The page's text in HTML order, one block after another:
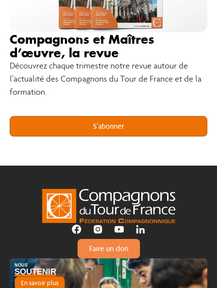
Compagnons et Maîtres
d’œuvre, la revue
Découvrez chaque trimestre notre revue autour de
l’actualité des Compagnons du Tour de France et de la
formation.
S’abonner
Faire un don
NOUS
SOUTENIR
En savoir plus